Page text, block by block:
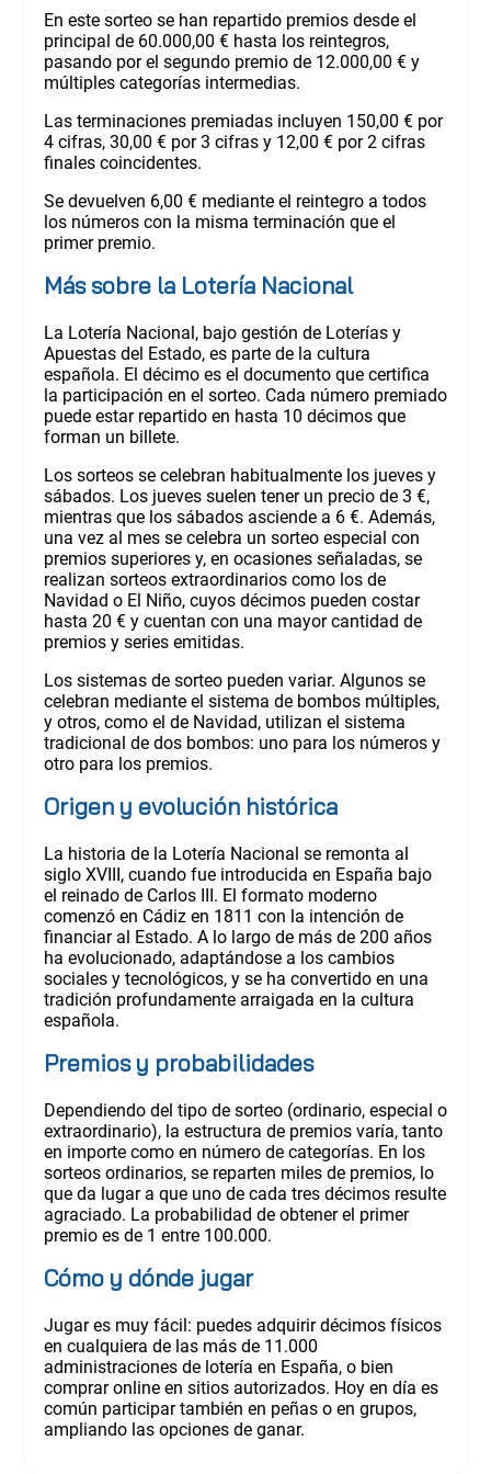
En este sorteo se han repartido premios desde el
principal de 60.000,00 € hasta los reintegros,
pasando por el segundo premio de 12.000,00 € y
múltiples categorías intermedias.
Las terminaciones premiadas incluyen 150,00 € por
4 cifras, 30,00 € por 3 cifras y 12,00 € por 2 cifras
finales coincidentes.
Se devuelven 6,00 € mediante el reintegro a todos
los números con la misma terminación que el
primer premio.
Más sobre la Lotería Nacional
La Lotería Nacional, bajo gestión de Loterías y
Apuestas del Estado, es parte de la cultura
española. El décimo es el documento que certifica
la participación en el sorteo. Cada número premiado
puede estar repartido en hasta 10 décimos que
forman un billete.
Los sorteos se celebran habitualmente los jueves y
sábados. Los jueves suelen tener un precio de 3 €,
mientras que los sábados asciende a 6 €. Además,
una vez al mes se celebra un sorteo especial con
premios superiores y, en ocasiones señaladas, se
realizan sorteos extraordinarios como los de
Navidad o El Niño, cuyos décimos pueden costar
hasta 20 € y cuentan con una mayor cantidad de
premios y series emitidas.
Los sistemas de sorteo pueden variar. Algunos se
celebran mediante el sistema de bombos múltiples,
y otros, como el de Navidad, utilizan el sistema
tradicional de dos bombos: uno para los números y
otro para los premios.
Origen y evolución histórica
La historia de la Lotería Nacional se remonta al
siglo XVIII, cuando fue introducida en España bajo
el reinado de Carlos III. El formato moderno
comenzó en Cádiz en 1811 con la intención de
financiar al Estado. A lo largo de más de 200 años
ha evolucionado, adaptándose a los cambios
sociales y tecnológicos, y se ha convertido en una
tradición profundamente arraigada en la cultura
española.
Premios y probabilidades
Dependiendo del tipo de sorteo (ordinario, especial o
extraordinario), la estructura de premios varía, tanto
en importe como en número de categorías. En los
sorteos ordinarios, se reparten miles de premios, lo
que da lugar a que uno de cada tres décimos resulte
agraciado. La probabilidad de obtener el primer
premio es de 1 entre 100.000.
Cómo y dónde jugar
Jugar es muy fácil: puedes adquirir décimos físicos
en cualquiera de las más de 11.000
administraciones de lotería en España, o bien
comprar online en sitios autorizados. Hoy en día es
común participar también en peñas o en grupos,
ampliando las opciones de ganar.